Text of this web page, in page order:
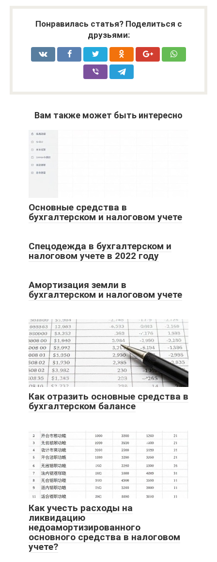
Понравилась статья? Поделиться с
друзьями:
Вам также может быть интересно
Основные средства в
бухгалтерском и налоговом учете
Спецодежда в бухгалтерском и
налоговом учете в 2022 году
Амортизация земли в
бухгалтерском и налоговом учете
Как отразить основные средства в
бухгалтерском балансе
Как учесть расходы на
ликвидацию
недоамортизированного
основного средства в налоговом
учете?